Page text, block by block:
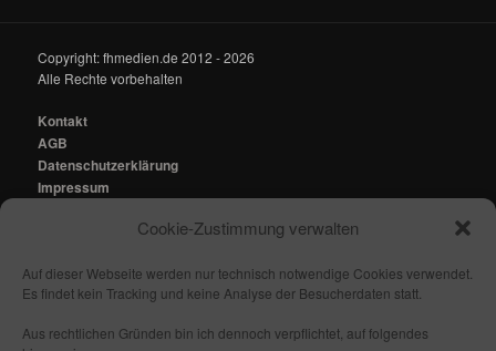
Cookie-Zustimmung verwalten
Auf dieser Webseite werden nur technisch notwendige Cookies verwendet.
Es findet kein Tracking und keine Analyse der Besucherdaten statt.
Aus rechtlichen Gründen bin ich dennoch verpflichtet, auf folgendes
Copyright: fhmedien.de 2012 - 2026
Alle Rechte vorbehalten
Kontakt
AGB
Datenschutzerklärung
Impressum
mail@fhmedien.de